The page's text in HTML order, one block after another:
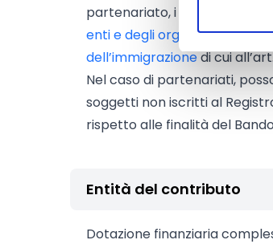
partenariato, i soggetti iscritti
enti e degli organismi che
dell’immigrazionedi cui
Nel caso di partenariati,
soggetti non iscritti al
rispetto alle finalità del
Entità del contributo
Dotazione finanziaria